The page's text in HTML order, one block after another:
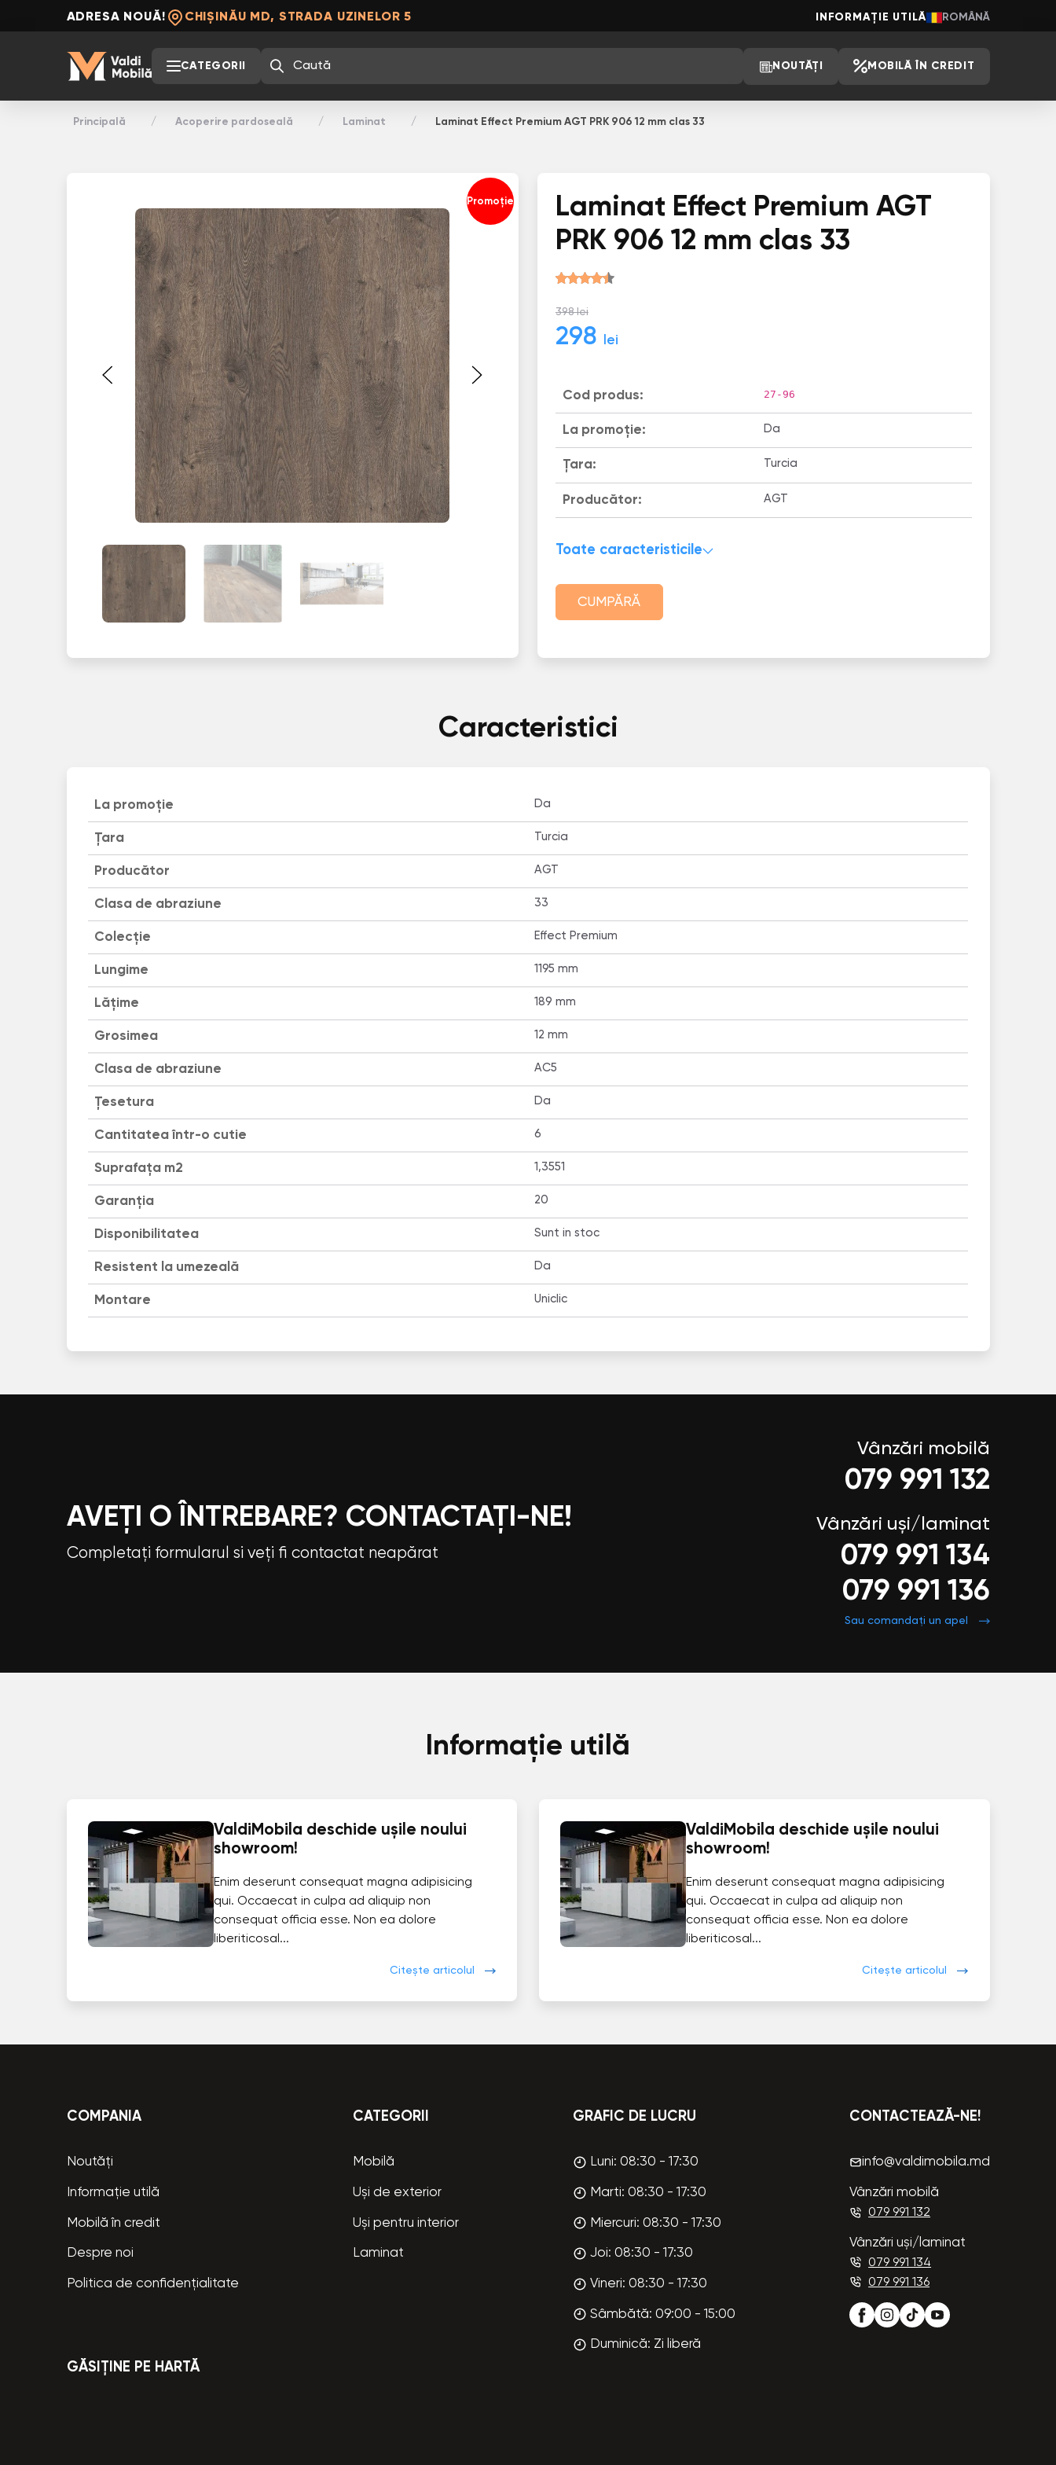
ADRESA NOUĂ! CHIȘINĂU MD, STRADA UZINELOR 5 INFORMAȚIE UTILĂ ROMÂNĂ
CATEGORII NOUTĂȚI MOBILĂ ÎN CREDIT
Principală Acoperire pardoseală Laminat Laminat Effect Premium AGT PRK 906 12 mm clas 33
Promoție
Laminat Effect Premium AGT
PRK 906 12 mm clas 33
398 lei
298 lei
Cod produs: 27-96
La promoție: Da
Țara: Turcia
Producător: AGT
Toate caracteristicile
CUMPĂRĂ
Caracteristici
La promoție Da
Țara Turcia
Producător AGT
Clasa de abraziune 33
Colecție Effect Premium
Lungime 1195 mm
Lățime 189 mm
Grosimea 12 mm
Clasa de abraziune AC5
Țesetura Da
Cantitatea într-o cutie 6
Suprafața m2 1,3551
Garanția 20
Disponibilitatea Sunt in stoc
Resistent la umezeală Da
Montare Uniclic
AVEȚI O ÎNTREBARE? CONTACTAȚI-NE!
Completați formularul si veți fi contactat neapărat
Vânzări mobilă
079 991 132
Vânzări uși/laminat
079 991 134
079 991 136
Sau comandați un apel
Informație utilă
ValdiMobila deschide ușile noului
showroom!
Enim deserunt consequat magna adipisicing
qui. Occaecat in culpa ad aliquip non
consequat officia esse. Non ea dolore
liberiticosal...
Citește articolul
ValdiMobila deschide ușile noului
showroom!
Enim deserunt consequat magna adipisicing
qui. Occaecat in culpa ad aliquip non
consequat officia esse. Non ea dolore
liberiticosal...
Citește articolul
COMPANIA
Noutăți
Informație utilă
Mobilă în credit
Despre noi
Politica de confidențialitate
CATEGORII
Mobilă
Uși de exterior
Uși pentru interior
Laminat
GRAFIC DE LUCRU
Luni: 08:30 - 17:30
Marti: 08:30 - 17:30
Miercuri: 08:30 - 17:30
Joi: 08:30 - 17:30
Vineri: 08:30 - 17:30
Sâmbătă: 09:00 - 15:00
Duminică: Zi liberă
CONTACTEAZĂ-NE!
info@valdimobila.md
Vânzări mobilă
079 991 132
Vânzări uși/laminat
079 991 134
079 991 136
GĂSIȚINE PE HARTĂ